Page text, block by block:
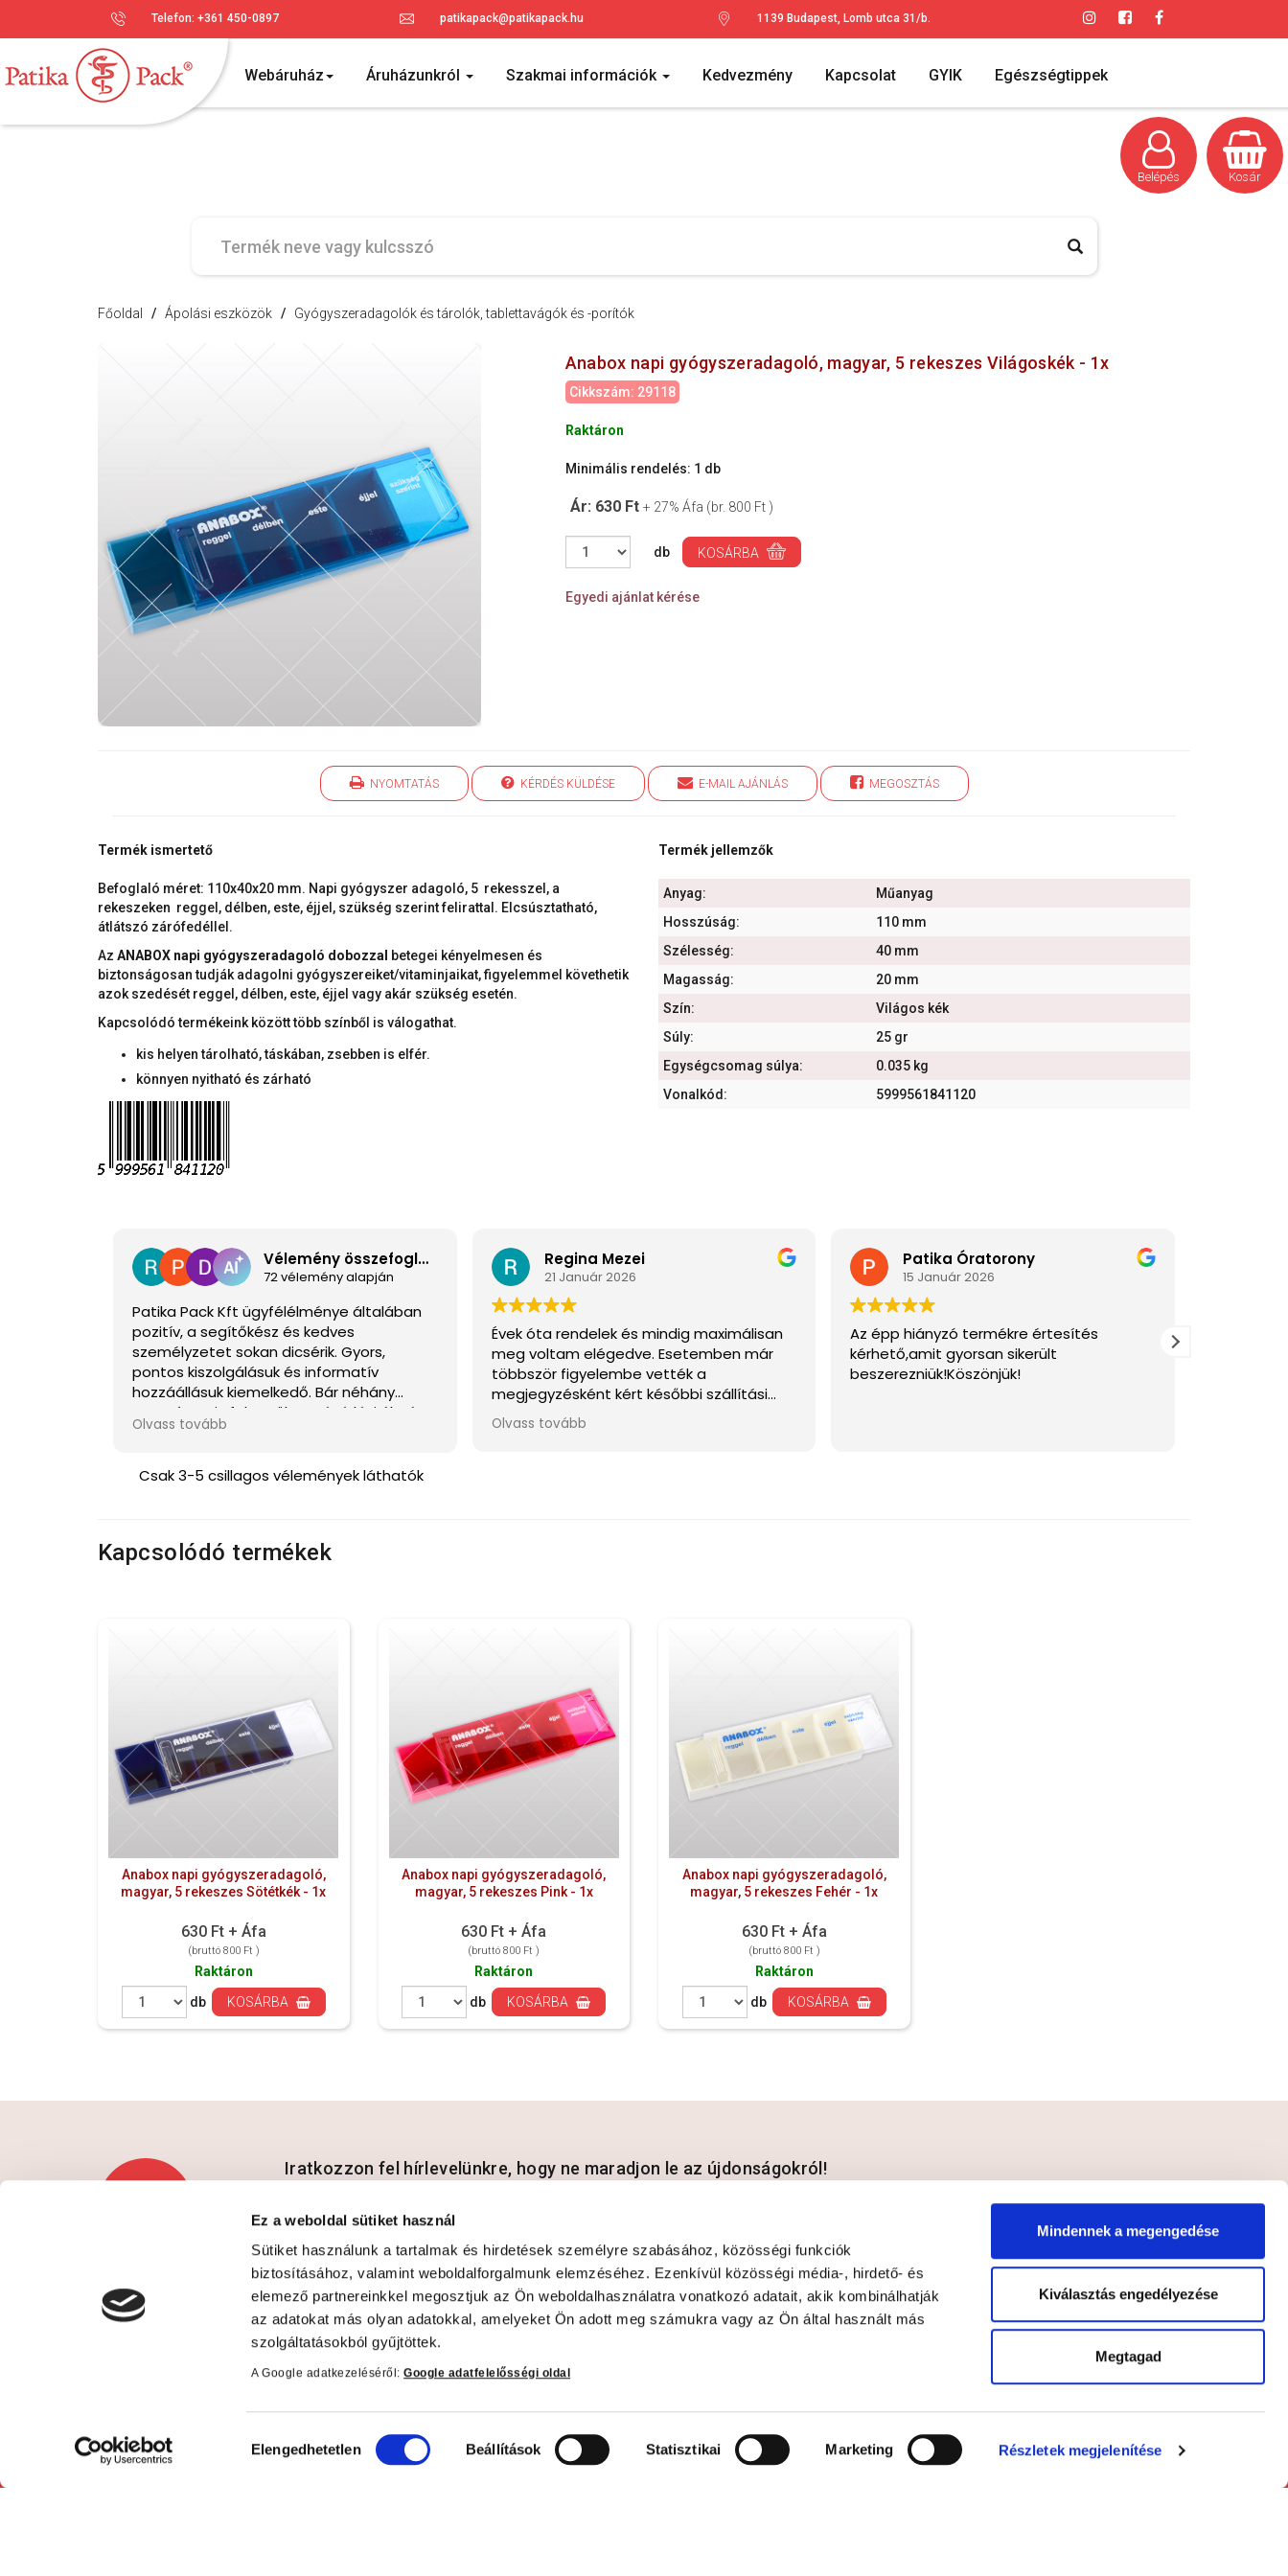
Ez a weboldal sütiket használ
Sütiket használunk a tartalmak és hirdetések személyre szabásához, közösségi funkciók
biztosításához, valamint weboldalforgalmunk elemzéséhez. Ezenkívül közösségi média-, hirdető- és
elemező partnereinkkel megosztjuk az Ön weboldalhasználatra vonatkozó adatait, akik kombinálhatják
az adatokat más olyan adatokkal, amelyeket Ön adott meg számukra vagy az Ön által használt más
szolgáltatásokból gyűjtöttek.
A Google adatkezeléséről:Google adatfelelősségi oldal
kiválasztása
Elengedhetetlen Beállítások Statisztikai Marketing Részletek megjelenítése
Mindennek a megengedése
Kiválasztás engedélyezése
Megtagad
Telefon: +361 450-0897 patikapack@patikapack.hu 1139 Budapest, Lomb utca 31/b.
Webáruház Áruházunkról Szakmai információk Kedvezmény Kapcsolat GYIK Egészségtippek
Belépés Kosár
Főoldal / Ápolási eszközök / Gyógyszeradagolók és tárolók, tablettavágók és -porítók
Anabox napi gyógyszeradagoló, magyar, 5 rekeszes Világoskék - 1x
Cikkszám: 29118
Raktáron
Minimális rendelés: 1 db
Ár: 630 Ft + 27% Áfa (br. 800 Ft )
db KOSÁRBA
Egyedi ajánlat kérése
NYOMTATÁS KÉRDÉS KÜLDÉSE E-MAIL AJÁNLÁS MEGOSZTÁS
Termék ismertető
Befoglaló méret: 110x40x20 mm. Napi gyógyszer adagoló, 5 rekesszel, a
rekeszeken reggel, délben, este, éjjel, szükség szerint felirattal. Elcsúsztatható,
átlátszó zárófedéllel.
Az ANABOX napi gyógyszeradagoló dobozzal
betegei kényelmesen és
biztonságosan tudják adagolni gyógyszereiket/vitaminjaikat, figyelemmel követhetik
azok szedését reggel, délben, este, éjjel vagy akár szükség esetén.
Kapcsolódó termékeink között több színből is válogathat.
kis helyen tárolható, táskában, zsebben is elfér.
könnyen nyitható és zárható
Termék jellemzők
Anyag:
Műanyag
Hosszúság:
110 mm
Szélesség:
40 mm
Magasság:
20 mm
Szín:
Világos kék
Súly:
25 gr
Egységcsomag súlya:
0.035 kg
Vonalkód:
5999561841120
Vélemény összefoglaló
72 vélemény alapján
Patika Pack Kft ügyfélélménye általában
pozitív, a segítőkész és kedves
személyzetet sokan dicsérik. Gyors,
pontos kiszolgálásuk és informatív
hozzáállásuk kiemelkedő. Bár néhány
negatívum is felmerült, a vásárlási élmény
gyakran örömet okoz az ügyfeleknek.
Olvass tovább
Regina Mezei
21 Január 2026
Évek óta rendelek és mindig maximálisan
meg voltam elégedve. Esetemben már
többször figyelembe vették a
megjegyzésként kért későbbi szállítási
napot, eszerint időzítve a feladást, így
mindig át tudtam venni. Ez úton is nagyon
Olvass tovább
Patika Óratorony
15 Január 2026
Az épp hiányzó termékre értesítés
kérhető,amit gyorsan sikerült
beszerezniük!Köszönjük!
Csak 3-5 csillagos vélemények láthatók
Kapcsolódó termékek
Anabox napi gyógyszeradagoló,
magyar, 5 rekeszes Sötétkék - 1x
630 Ft + Áfa
(bruttó 800 Ft )
Raktáron
db
KOSÁRBA
Anabox napi gyógyszeradagoló,
magyar, 5 rekeszes Pink - 1x
630 Ft + Áfa
(bruttó 800 Ft )
Raktáron
db
KOSÁRBA
Anabox napi gyógyszeradagoló,
magyar, 5 rekeszes Fehér - 1x
630 Ft + Áfa
(bruttó 800 Ft )
Raktáron
db
KOSÁRBA
Iratkozzon fel hírlevelünkre, hogy ne maradjon le az újdonságokról!
Hozzájárulok az adataim kezeléséhez és elfogadom azAdatvédelmi és adatkezelési szabályzatot
Kapcsolat Információ